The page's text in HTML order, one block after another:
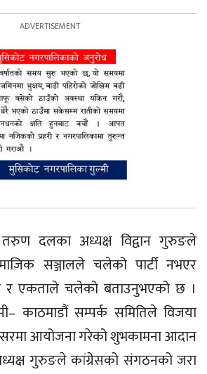
तरुण दलका अध्यक्ष विद्वान गुरुङले
सञ्जालले चलेको पार्टी नभएर
र एकताले चलेको बताउनुभएको छ ।
काठमाडौं सम्पर्क समितिले विजया
आयोजना गरेको शुभकामना आदान
अध्यक्ष गुरुङले कांग्रेसको संगठनको जरा